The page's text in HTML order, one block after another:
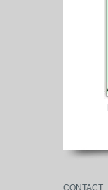
CONTACT